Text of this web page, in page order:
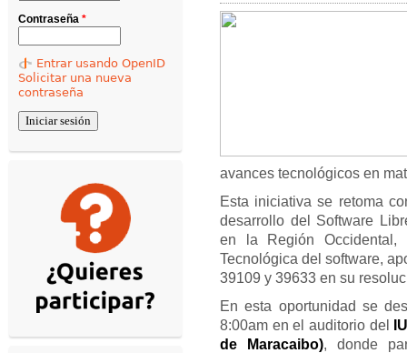
Contraseña *
Entrar usando OpenID
Solicitar una nueva
contraseña
avances tecnológicos en
Esta iniciativa se retoma
desarrollo del Software
en la Región Occidental,
Tecnológica del software,
39109 y 39633 en su
En esta oportunidad se
8:00am en el auditorio del
de Maracaibo), donde